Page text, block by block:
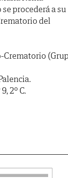
procederá a su
del
Crematorio
2º C.